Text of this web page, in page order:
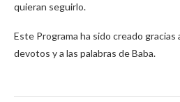
quieran seguirlo.
Este Programa ha sido creado gracias
devotos y a las palabras de Baba.